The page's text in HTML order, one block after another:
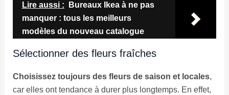
Lire aussi :
Bureaux Ikea à ne pas
manquer : tous les meilleurs
modèles du nouveau catalogue
Sélectionner des fleurs fraîches
Choisissez toujours des fleurs de saison et locales,
car elles ont tendance à durer plus longtemps. En effet,